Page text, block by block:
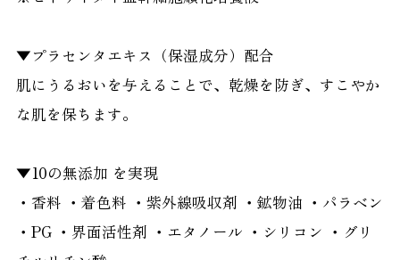
▼プラセンタエキス（保湿成分）配合
肌にうるおいを与えることで、乾燥を防ぎ、すこやか
な肌を保ちます。
▼10の無添加 を実現
・香料 ・着色料 ・紫外線吸収剤 ・鉱物油 ・パラベン
・PG ・界面活性剤 ・エタノール ・シリコン ・グリ